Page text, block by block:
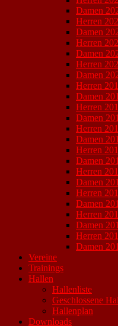
Damen
Herren
Damen
Herren
Damen
Herren
Damen
Herren
Damen
Herren
Damen
Herren
Damen
Herren
Damen
Herren
Damen
Herren
Damen
Herren
Damen
Herren
Damen
Vereine
Trainings
Hallen
Hallenliste
Geschlossene
Hallenplan
Downloads